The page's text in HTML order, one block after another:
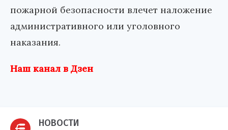
пожарной безопасности влечет наложение
административного или уголовного
наказания.
Наш канал в Дзен
НОВОСТИ